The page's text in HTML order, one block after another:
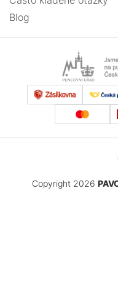
Blog
Copyright 2026